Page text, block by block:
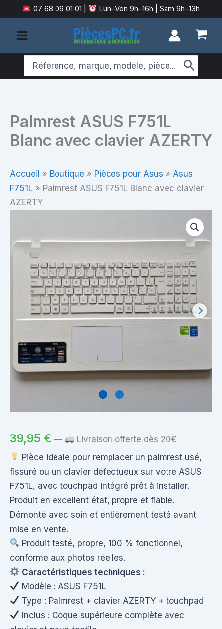
au
contenu
07 68 09 01 01 Lun–Ven 9h–16h | Sam 9h–13h
Search
for:
Palmrest ASUS F751L
Blanc avec clavier AZERTY
Accueil » Boutique » Pièces pour Asus » Asus
F751L » Palmrest ASUS F751L Blanc avec clavier
AZERTY
39,95 € —
Livraison offerte dès 20€
Pièce idéale pour remplacer un palmrest usé,
fissuré ou un clavier défectueux sur votre ASUS
F751L, avec touchpad intégré prêt à installer.
Produit en excellent état, propre et fiable.
Démonté avec soin et entièrement testé avant
mise en vente.
Produit testé, propre, 100 % fonctionnel,
conforme aux photos réelles.
Caractéristiques techniques :
Modèle : ASUS F751L
Type : Palmrest + clavier AZERTY + touchpad
Inclus : Coque supérieure complète avec